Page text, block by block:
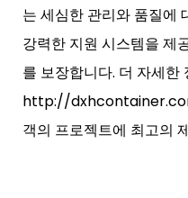
는 세심한 관리와 품질에
강력한 지원 시스템을 제
를 보장합니다. 더 자세한
http://
객의 프로젝트에 최고의